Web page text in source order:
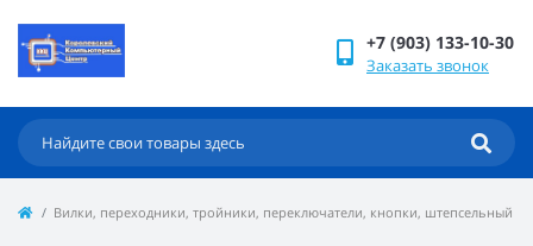
+7 (903) 133-10-30
Заказать звонок
Вилки, переходники, тройники, переключатели, кнопки, штепсельный